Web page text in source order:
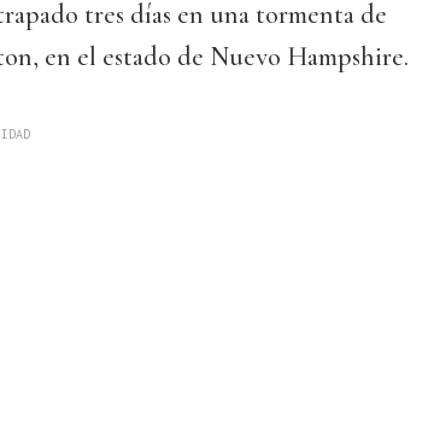
tres días en una tormenta de
en el estado de Nuevo Hampshire.